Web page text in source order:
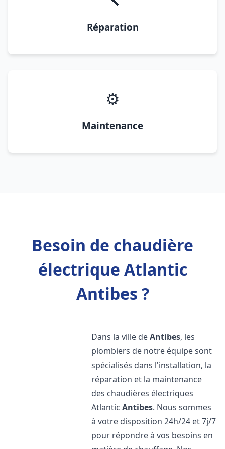
Réparation
⚙️
Maintenance
Besoin de chaudière
électrique Atlantic
Antibes ?
Dans la ville deAntibes, les
plombiers de notre équipe sont
spécialisés dans l'installation, la
réparation et la maintenance
des chaudières électriques
AtlanticAntibes. Nous sommes
à votre disposition 24h/24 et 7j/7
pour répondre à vos besoins en